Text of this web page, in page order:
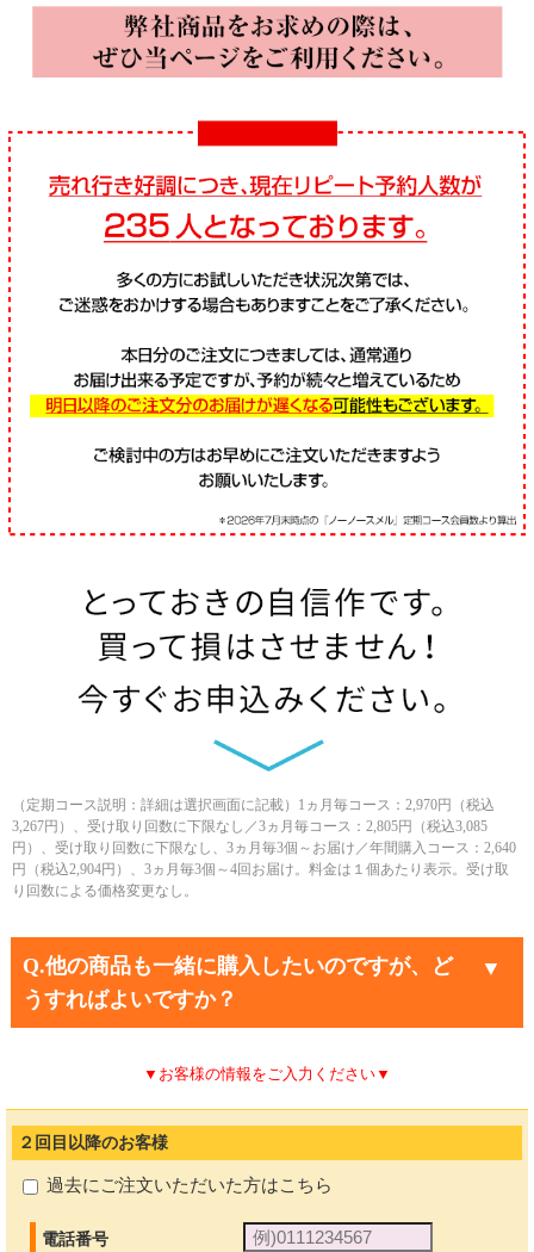
（定期コース説明：詳細は選択画面に記載）1ヵ月毎コース：2,970円（税込
3,267円）、受け取り回数に下限なし／3ヵ月毎コース：2,805円（税込3,085
円）、受け取り回数に下限なし、3ヵ月毎3個～お届け／年間購入コース：2,640
円（税込2,904円）、3ヵ月毎3個～4回お届け。料金は１個あたり表示。受け取
り回数による価格変更なし。
Q.他の商品も一緒に購入したいのですが、ど
うすればよいですか？
今お持ちの定期コースに追加でき、割引価格が適用され、
１．定期専用マイページにログイン
２．「商品の追加」より、ご希望の商品とコース・数量
をお選びください。
◆定期コースに入っていない方
けます。
『ノーノースメル』のみご購入の方は、このまま下記よりお申し込み
▼お客様の情報をご入力ください▼
２回目以降のお客様
過去にご注文いただいた方はこちら
電話番号